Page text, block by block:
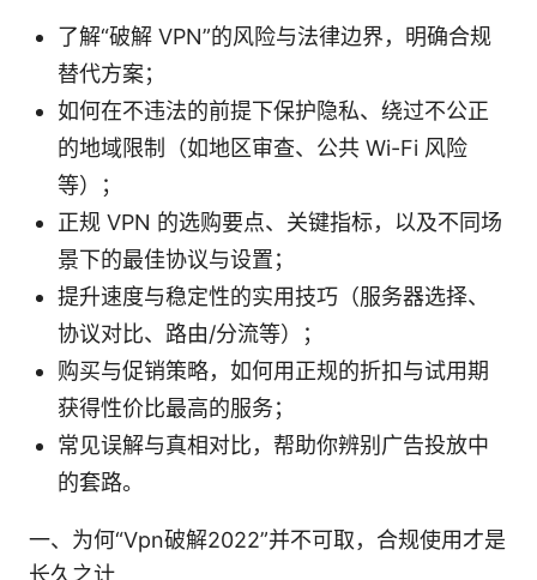
了解“破解 VPN”的风险与法律边界，明确合规
替代方案；
如何在不违法的前提下保护隐私、绕过不公正
的地域限制（如地区审查、公共 Wi-Fi 风险
等）；
正规 VPN 的选购要点、关键指标，以及不同场
景下的最佳协议与设置；
提升速度与稳定性的实用技巧（服务器选择、
协议对比、路由/分流等）；
购买与促销策略，如何用正规的折扣与试用期
获得性价比最高的服务；
常见误解与真相对比，帮助你辨别广告投放中
的套路。
一、为何“Vpn破解2022”并不可取，合规使用才是